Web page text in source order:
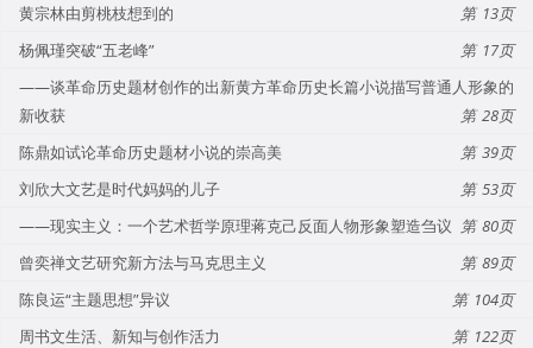
黄宗林由剪桃枝想到的
13
杨佩瑾突破“五老峰”
17
——谈革命历史题材创作的出新黄方革命历史长篇小说描写普通人形象的
新收获
28
陈鼎如试论革命历史题材小说的崇高美
39
刘欣大文艺是时代妈妈的儿子
53
——现实主义：一个艺术哲学原理蒋克己反面人物形象塑造刍议
80
曾奕禅文艺研究新方法与马克思主义
89
陈良运“主题思想”异议
104
周书文生活、新知与创作活力
122